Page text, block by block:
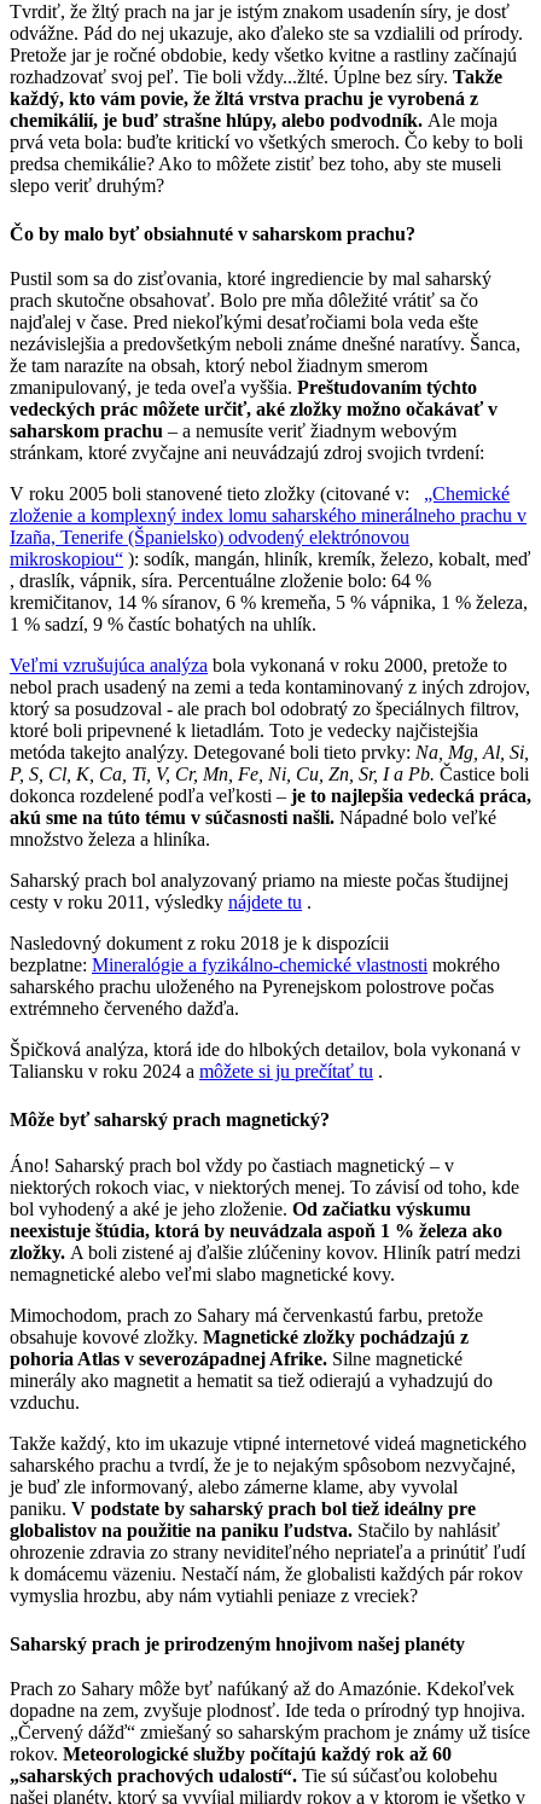
Tvrdiť, že žltý prach na jar je istým znakom usadenín síry, je dosť
odvážne. Pád do nej ukazuje, ako ďaleko ste sa vzdialili od prírody.
Pretože jar je ročné obdobie, kedy všetko kvitne a rastliny začínajú
rozhadzovať svoj peľ. Tie boli vždy...žlté. Úplne bez síry. Takže
každý, kto vám povie, že žltá vrstva prachu je vyrobená z
chemikálií, je buď strašne hlúpy, alebo podvodník. Ale moja
prvá veta bola: buďte kritickí vo všetkých smeroch. Čo keby to boli
predsa chemikálie? Ako to môžete zistiť bez toho, aby ste museli
slepo veriť druhým?
Čo by malo byť obsiahnuté v saharskom prachu?
Pustil som sa do zisťovania, ktoré ingrediencie by mal saharský
prach skutočne obsahovať. Bolo pre mňa dôležité vrátiť sa čo
najďalej v čase. Pred niekoľkými desaťročiami bola veda ešte
nezávislejšia a predovšetkým neboli známe dnešné naratívy. Šanca,
že tam narazíte na obsah, ktorý nebol žiadnym smerom
zmanipulovaný, je teda oveľa vyššia. Preštudovaním týchto
vedeckých prác môžete určiť, aké zložky možno očakávať v
saharskom prachu – a nemusíte veriť žiadnym webovým
stránkam, ktoré zvyčajne ani neuvádzajú zdroj svojich tvrdení:
V roku 2005 boli stanovené tieto zložky (citované v: „Chemické
zloženie a komplexný index lomu saharského minerálneho prachu v
Izaña, Tenerife (Španielsko) odvodený elektrónovou
mikroskopiou“ ): sodík, mangán, hliník, kremík, železo, kobalt, meď
, draslík, vápnik, síra. Percentuálne zloženie bolo: 64 %
kremičitanov, 14 % síranov, 6 % kremeňa, 5 % vápnika, 1 % železa,
1 % sadzí, 9 % častíc bohatých na uhlík.
Veľmi vzrušujúca analýza bola vykonaná v roku 2000, pretože to
nebol prach usadený na zemi a teda kontaminovaný z iných zdrojov,
ktorý sa posudzoval - ale prach bol odobratý zo špeciálnych filtrov,
ktoré boli pripevnené k lietadlám. Toto je vedecky najčistejšia
metóda takejto analýzy. Detegované boli tieto prvky: Na, Mg, Al, Si,
P, S, Cl, K, Ca, Ti, V, Cr, Mn, Fe, Ni, Cu, Zn, Sr, I a Pb. Častice boli
dokonca rozdelené podľa veľkosti – je to najlepšia vedecká práca,
akú sme na túto tému v súčasnosti našli. Nápadné bolo veľké
množstvo železa a hliníka.
Saharský prach bol analyzovaný priamo na mieste počas študijnej
cesty v roku 2011, výsledky nájdete tu .
Nasledovný dokument z roku 2018 je k dispozícii
bezplatne: Mineralógie a fyzikálno-chemické vlastnosti mokrého
saharského prachu uloženého na Pyrenejskom polostrove počas
extrémneho červeného dažďa.
Špičková analýza, ktorá ide do hlbokých detailov, bola vykonaná v
Taliansku v roku 2024 a môžete si ju prečítať tu .
Môže byť saharský prach magnetický?
Áno! Saharský prach bol vždy po častiach magnetický – v
niektorých rokoch viac, v niektorých menej. To závisí od toho, kde
bol vyhodený a aké je jeho zloženie. Od začiatku výskumu
neexistuje štúdia, ktorá by neuvádzala aspoň 1 % železa ako
zložky. A boli zistené aj ďalšie zlúčeniny kovov. Hliník patrí medzi
nemagnetické alebo veľmi slabo magnetické kovy.
Mimochodom, prach zo Sahary má červenkastú farbu, pretože
obsahuje kovové zložky. Magnetické zložky pochádzajú z
pohoria Atlas v severozápadnej Afrike. Silne magnetické
minerály ako magnetit a hematit sa tiež odierajú a vyhadzujú do
vzduchu.
Takže každý, kto im ukazuje vtipné internetové videá magnetického
saharského prachu a tvrdí, že je to nejakým spôsobom nezvyčajné,
je buď zle informovaný, alebo zámerne klame, aby vyvolal
paniku. V podstate by saharský prach bol tiež ideálny pre
globalistov na použitie na paniku ľudstva. Stačilo by nahlásiť
ohrozenie zdravia zo strany neviditeľného nepriateľa a prinútiť ľudí
k domácemu väzeniu. Nestačí nám, že globalisti každých pár rokov
vymyslia hrozbu, aby nám vytiahli peniaze z vreciek?
Saharský prach je prirodzeným hnojivom našej planéty
Prach zo Sahary môže byť nafúkaný až do Amazónie. Kdekoľvek
dopadne na zem, zvyšuje plodnosť. Ide teda o prírodný typ hnojiva.
„Červený dážď“ zmiešaný so saharským prachom je známy už tisíce
rokov. Meteorologické služby počítajú každý rok až 60
„saharských prachových udalostí“. Tie sú súčasťou kolobehu
našej planéty, ktorý sa vyvíjal miliardy rokov a v ktorom je všetko v